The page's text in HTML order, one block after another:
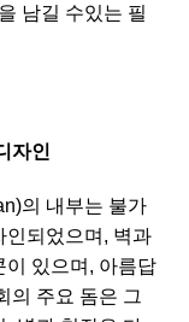
남길 수있는 필
자인
의 내부는 불가
인되었으며, 벽과
이 있으며, 아름답
의 주요 돔은 그